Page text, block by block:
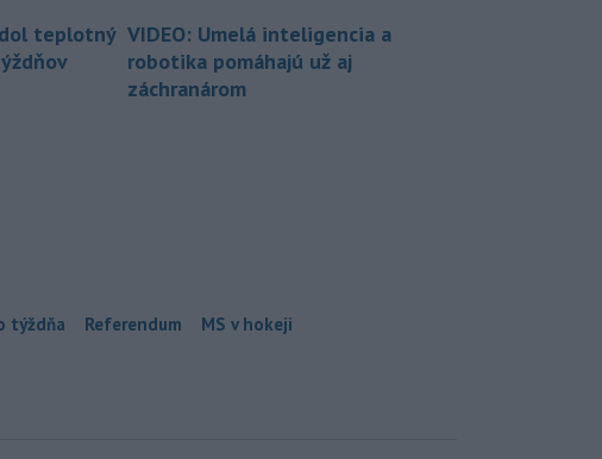
teplotný VIDEO: Umelá inteligencia a
robotika pomáhajú už aj
záchranárom
týždňa Referendum MS v hokeji